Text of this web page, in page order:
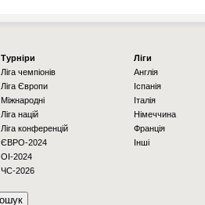
Турніри
Ліга чемпіонів
Ліга Європи
Міжнародні
Ліга націй
Ліга конференцій
ЄВРО-2024
OI-2024
ЧС-2026
Ліги
Англія
Іспанія
Італія
Німеччина
Франція
Інші